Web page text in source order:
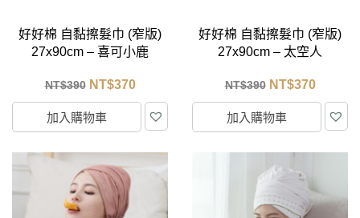
好好棉 自黏擦髮巾 (窄版)
27x90cm – 喜可小鹿
NT$390 NT$370
加入購物車
好好棉 自黏擦髮巾 (窄版)
27x90cm – 太空人
NT$390 NT$370
加入購物車